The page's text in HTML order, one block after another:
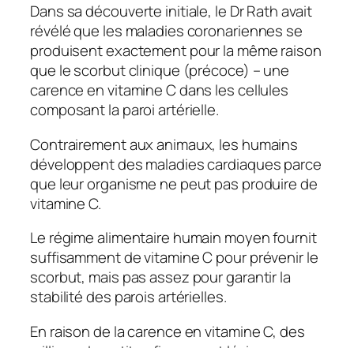
Dans sa découverte initiale, le Dr Rath avait
révélé que les maladies coronariennes se
produisent exactement pour la même raison
que le scorbut clinique (précoce) – une
carence en vitamine C dans les cellules
composant la paroi artérielle.
Contrairement aux animaux, les humains
développent des maladies cardiaques parce
que leur organisme ne peut pas produire de
vitamine C.
Le régime alimentaire humain moyen fournit
suffisamment de vitamine C pour prévenir le
scorbut, mais pas assez pour garantir la
stabilité des parois artérielles.
En raison de la carence en vitamine C, des